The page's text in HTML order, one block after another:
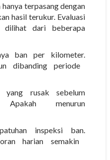
terpasang dengan
hasil terukur. Evaluasi
dilihat dari beberapa
ban per kilometer.
dibanding periode
yang rusak sebelum
menurun
inspeksi ban.
harian semakin